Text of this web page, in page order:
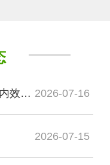
艺术玻璃加工生产厂家装置室内效果图 2026-07-16
2026-07-15